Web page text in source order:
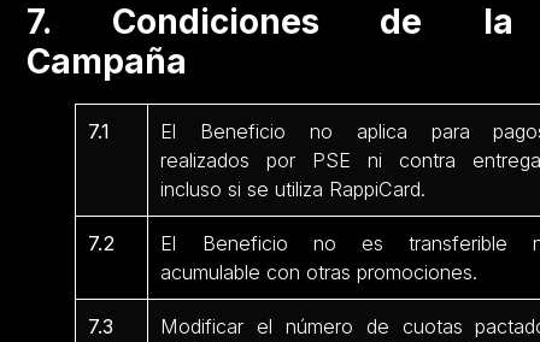
7. Condiciones de la
Campaña
7.1
El Beneficio no aplica para
realizados por PSE ni contra
incluso si se utiliza RappiCard.
7.2
El Beneficio no es transferible
acumulable con otras promociones.
7.3
Modificar el número de cuotas